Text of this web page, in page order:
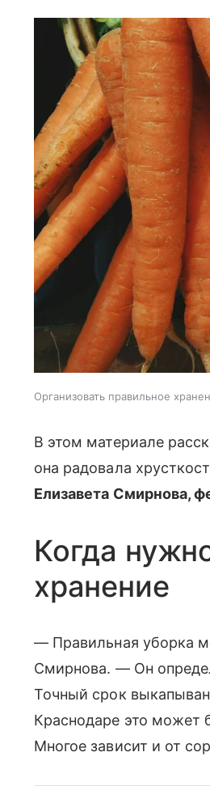
Организовать правильное
В этом материале
она радовала
Елизавета Смирнова,
Когда
хранение
— Правильная уборка
Смирнова. — Он
Точный срок
Краснодаре это может
Многое зависит и от